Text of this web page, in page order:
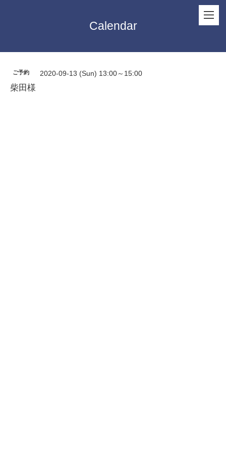
Calendar
ご予約 2020-09-13 (Sun) 13:00～15:00
柴田様